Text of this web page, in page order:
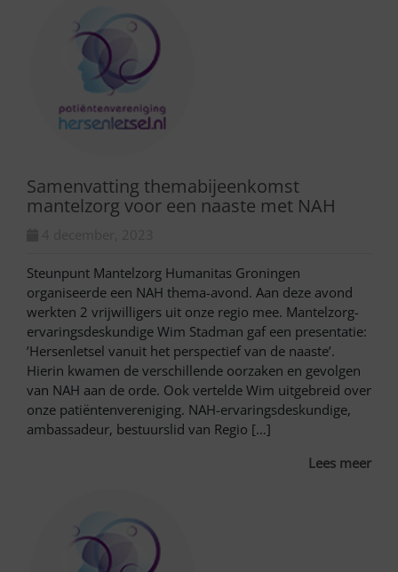
Samenvatting themabijeenkomst
mantelzorg voor een naaste met NAH
Steunpunt Mantelzorg Humanitas Groningen
organiseerde een NAH thema-avond. Aan deze avond
werkten 2 vrijwilligers uit onze regio mee. Mantelzorg-
ervaringsdeskundige Wim Stadman gaf een presentatie:
’Hersenletsel vanuit het perspectief van de naaste’.
Hierin kwamen de verschillende oorzaken en gevolgen
van NAH aan de orde. Ook vertelde Wim uitgebreid over
onze patiëntenvereniging. NAH-ervaringsdeskundige,
ambassadeur, bestuurslid van Regio […]
Lees meer